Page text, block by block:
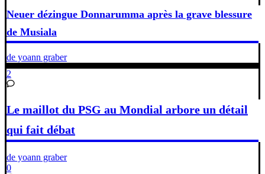
Neuer dézingue Donnarumma après la grave blessure
de Musiala
de yoann graber
2
Le maillot du PSG au Mondial arbore un détail
qui fait débat
de yoann graber
0